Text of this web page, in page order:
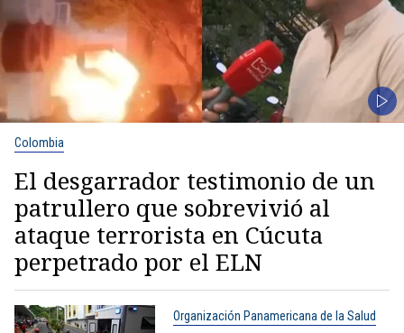
Colombia
El desgarrador testimonio de un
patrullero que sobrevivió al
ataque terrorista en Cúcuta
perpetrado por el ELN
Organización Panamericana de la Salud